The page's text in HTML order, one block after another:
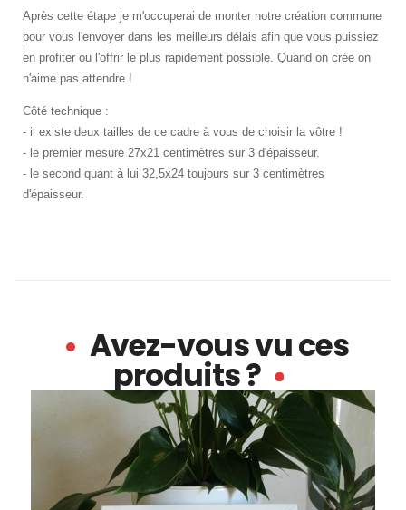
Après cette étape je m'occuperai de monter notre création commune
pour vous l'envoyer dans les meilleurs délais afin que vous puissiez
en profiter ou l'offrir le plus rapidement possible. Quand on crée on
n'aime pas attendre !
Côté technique :
- il existe deux tailles de ce cadre à vous de choisir la vôtre !
- le premier mesure 27x21 centimètres sur 3 d'épaisseur.
- le second quant à lui 32,5x24 toujours sur 3 centimètres
d'épaisseur.
Avez-vous vu ces
produits ?